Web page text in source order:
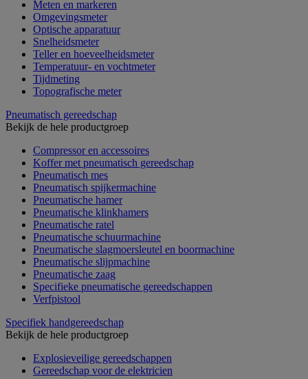
Meten en markeren
Omgevingsmeter
Optische apparatuur
Snelheidsmeter
Teller en hoeveelheidsmeter
Temperatuur- en vochtmeter
Tijdmeting
Topografische meter
Pneumatisch gereedschap
Bekijk de hele productgroep
Compressor en accessoires
Koffer met pneumatisch gereedschap
Pneumatisch mes
Pneumatisch spijkermachine
Pneumatische hamer
Pneumatische klinkhamers
Pneumatische ratel
Pneumatische schuurmachine
Pneumatische slagmoersleutel en boormachine
Pneumatische slijpmachine
Pneumatische zaag
Specifieke pneumatische gereedschappen
Verfpistool
Specifiek handgereedschap
Bekijk de hele productgroep
Explosieveilige gereedschappen
Gereedschap voor de elektricien